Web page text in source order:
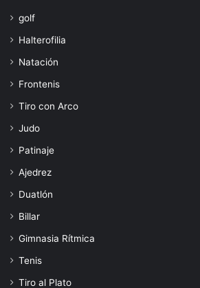
golf
Halterofilia
Natación
Frontenis
Tiro con Arco
Judo
Patinaje
Ajedrez
Duatlón
Billar
Gimnasia Rítmica
Tenis
Tiro al Plato